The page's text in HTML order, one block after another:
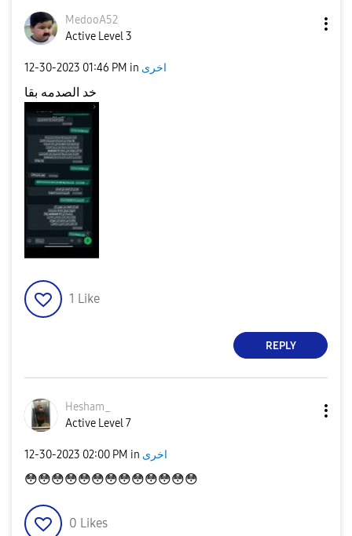
MedooA52
Active Level 3
‎12-30-2023 01:46 PM in اخرى
خد الصدمه بقا
1 Like
REPLY
Hesham_
Active Level 7
‎12-30-2023 02:00 PM in اخرى
😳😳😳😳😳😳😳😳😳😳😳😳😳
0 Likes